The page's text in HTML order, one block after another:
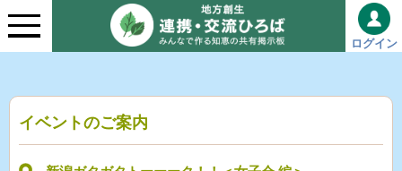
ログイン
イベントのご案内